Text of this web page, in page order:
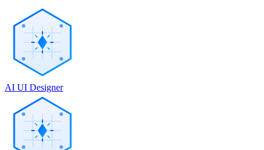
AI UI Designer